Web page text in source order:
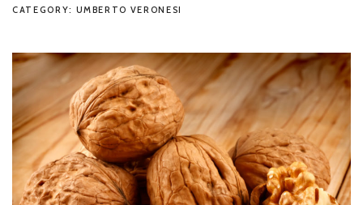
CATEGORY: UMBERTO VERONESI